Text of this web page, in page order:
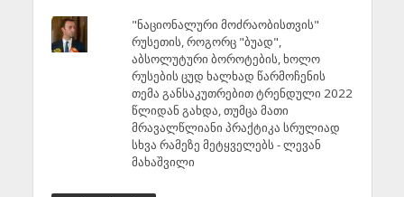
"ნაციონალური მოძრაობისთვის"
რუსეთის, როგორც "ბუად",
აბსოლუტური ბოროტების, ხოლო
რუსების ცუდ ხალხად წარმოჩენის
თემა განსაკუთრებით ტრენდული 2022
წლიდან გახდა, თუმცა მათი
მრავალწლიანი პრაქტიკა სრულიად
სხვა რამეზე მეტყველებს - ლევან
მახაშვილი